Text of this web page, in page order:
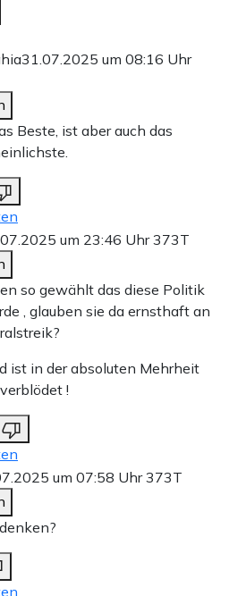
31.07.2025 um 08:16 Uhr
Beste, ist aber auch das
um 23:46 Uhr373T
so gewählt das diese Politik
, glauben sie da ernsthaft an
ist in der absoluten Mehrheit
!
um 07:58 Uhr373T